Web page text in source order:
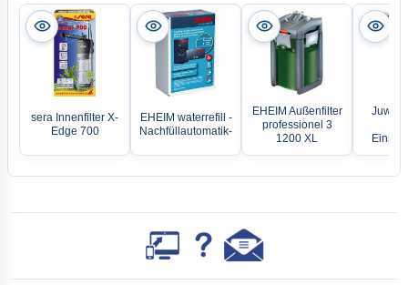
sera Innenfilter X-
Edge 700
EHEIM waterrefill -
Nachfüllautomatik-
EHEIM Außenfilter
professionel 3
1200 XL
Juwel